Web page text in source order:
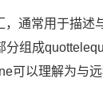
通常用于描
组成
可以理解为与